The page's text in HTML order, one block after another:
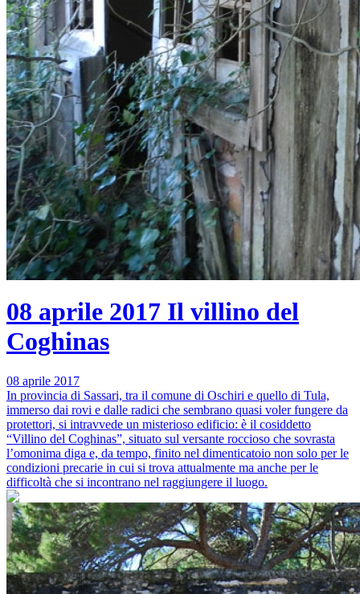
08 aprile 2017 Il villino del
Coghinas
08 aprile 2017
In provincia di Sassari, tra il comune di Oschiri e quello di Tula,
immerso dai rovi e dalle radici che sembrano quasi voler fungere da
protettori, si intravvede un misterioso edificio: è il cosiddetto
“Villino del Coghinas”, situato sul versante roccioso che sovrasta
l’omonima diga e, da tempo, finito nel dimenticatoio non solo per le
condizioni precarie in cui si trova attualmente ma anche per le
difficoltà che si incontrano nel raggiungere il luogo.